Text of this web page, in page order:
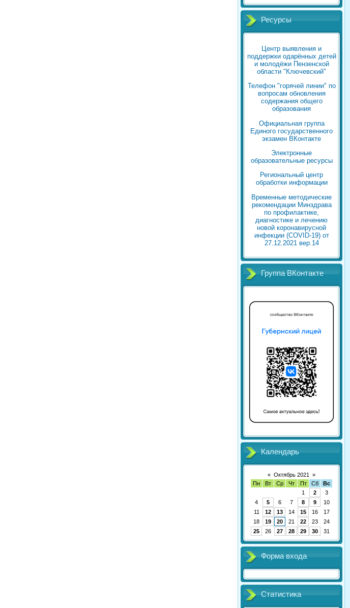
Ресурсы
Центр выявления и
поддержки одарённых детей
и молодёжи Пензенской
области "Ключевский"
Телефон "горячей линии" по
вопросам обновления
содержания общего
образования
Официальная группа
Единого государственного
экзамен ВКонтакте
Электронные
образовательные ресурсы
Региональный центр
обработки информации
Временные методические
рекомендации Минздрава
по профилактике,
диагностике и лечению
новой коронавирусной
инфекции (COVID-19) от
27.12.2021 вер.14
Группа ВКонтакте
Календарь
« Октябрь 2021
»
Пн
Вт Ср Чт Пт Сб
Вс
1
2
3
4
5 6 7 8 9
10
11
12 13 14 15 16
17
18
19 20 21 22 23
24
25
26 27 28 29 30 31
Форма входа
Статистика